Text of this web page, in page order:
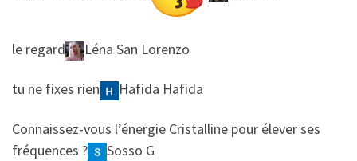
​​le regard Léna San Lorenzo
​​tu ne fixes rien Hafida Hafida
​​Connaissez-vous l’énergie Cristalline pour élever ses
fréquences ?
Sosso G